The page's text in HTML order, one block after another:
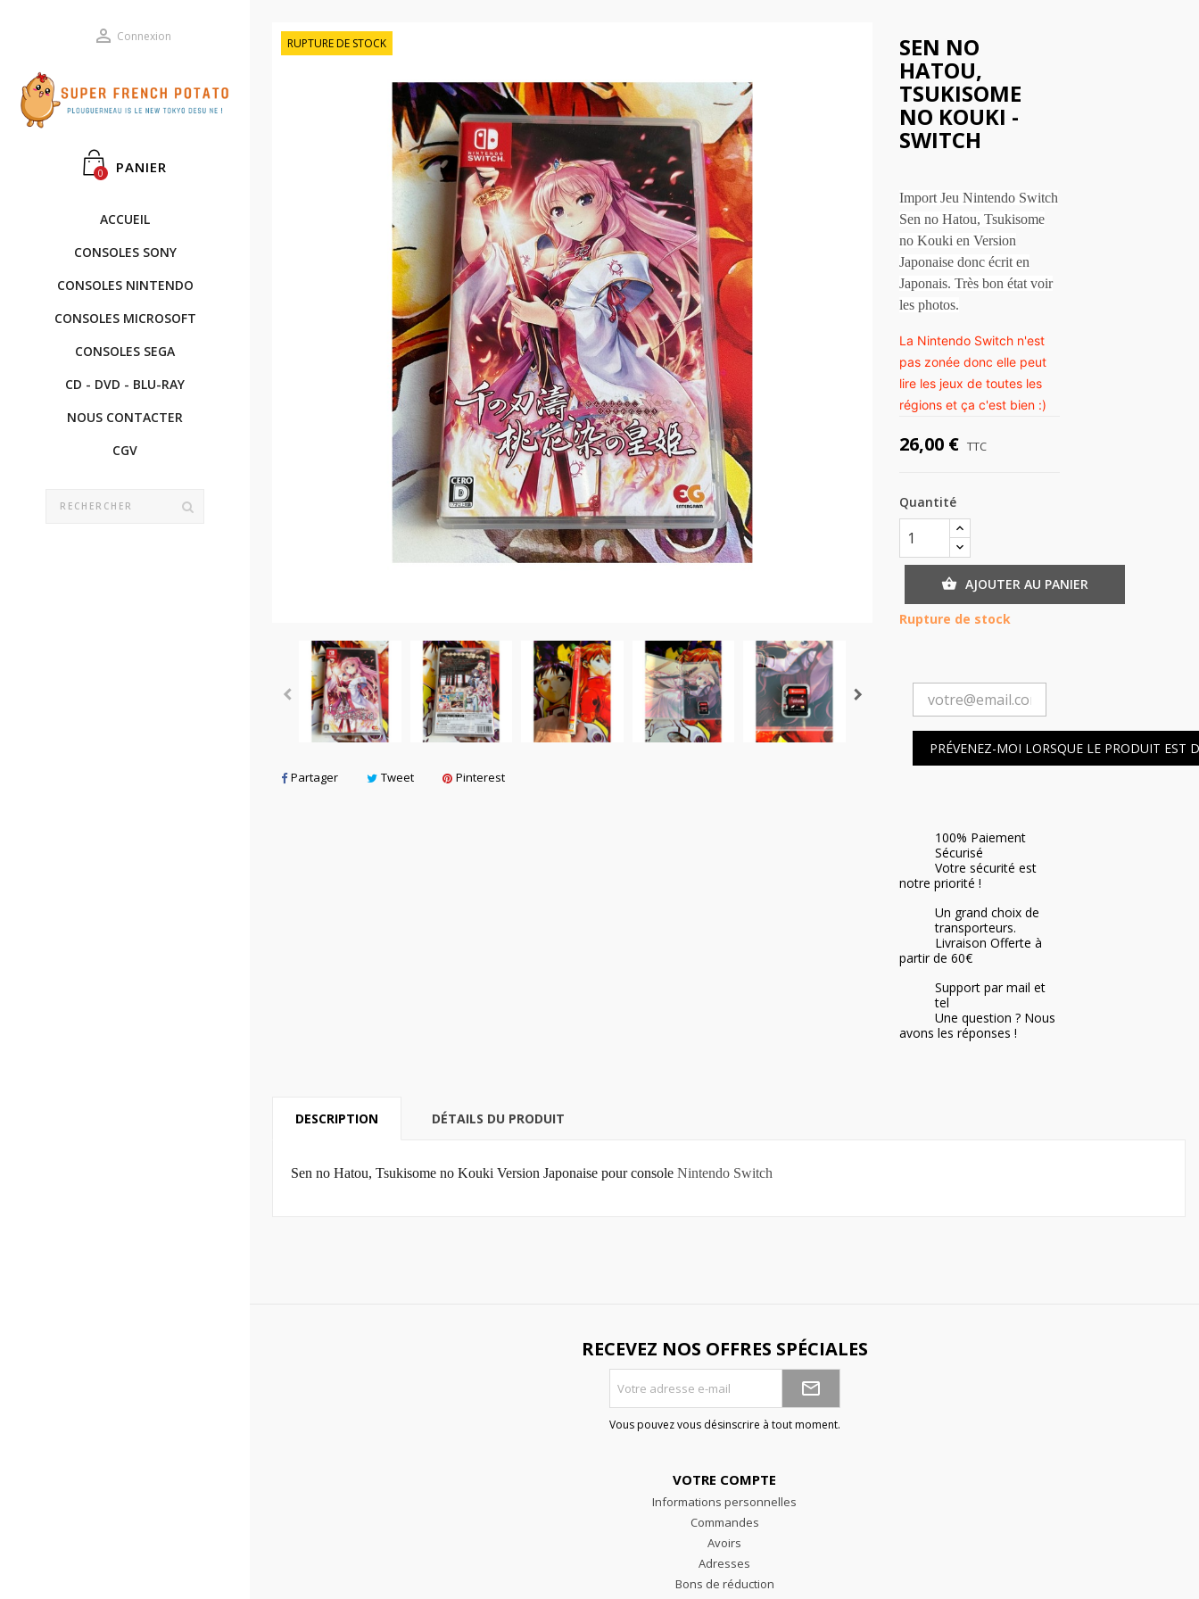
 Connexion
PANIER
0
ACCUEIL
CONSOLES SONY
CONSOLES NINTENDO
CONSOLES MICROSOFT
CONSOLES SEGA
CD - DVD - BLU-RAY
NOUS CONTACTER
CGV
RUPTURE DE STOCK
Partager Tweet Pinterest
SEN NO
HATOU,
TSUKISOME
NO KOUKI -
SWITCH
Import Jeu Nintendo Switch
Sen no Hatou, Tsukisome
no Kouki en Version
Japonaise donc écrit en
Japonais. Très bon état voir
les photos.
La Nintendo Switch n'est
pas zonée donc elle peut
lire les jeux de toutes les
régions et ça c'est bien :)
26,00 € TTC
Quantité
 AJOUTER AU PANIER
Rupture de stock
PRÉVENEZ-MOI LORSQUE LE PRODUIT EST
100% Paiement
Sécurisé
Votre sécurité est
notre priorité !
Un grand choix de
transporteurs.
Livraison Offerte à
partir de 60€
Support par mail et
tel
Une question ? Nous
avons les réponses !
DESCRIPTION DÉTAILS DU PRODUIT
Sen no Hatou, Tsukisome no Kouki Version Japonaise pour console Nintendo Switch
RECEVEZ NOS OFFRES SPÉCIALES
Vous pouvez vous désinscrire à tout moment.
VOTRE COMPTE
Informations personnelles
Commandes
Avoirs
Adresses
Bons de réduction